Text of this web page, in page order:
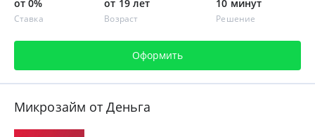
от 0%
Ставка
от 19 лет
Возраст
10 минут
Решение
Оформить
Микрозайм от Деньга